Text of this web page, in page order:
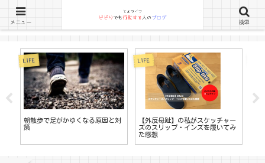
LIFE
朝散歩で足がかゆくなる原因と対
策
LIFE
【外反母趾】の私がスケッチャー
ズのスリップ・インズを履いてみ
た感想
メニュー 検索